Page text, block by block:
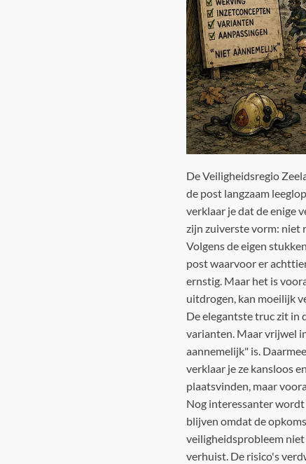
De Veiligheidsregio
de post langzaam
verklaar je dat de enige
zijn zuiverste vorm: niet
Volgens de eigen
post waarvoor er
ernstig. Maar het is
uitdrogen, kan moeilijk
De elegantste truc zit in
varianten. Maar vrijwel
aannemelijk" is.
verklaar je ze kansloos
plaatsvinden, maar
Nog interessanter
blijven omdat de
veiligheidsprobleem
verhuist. De risico's